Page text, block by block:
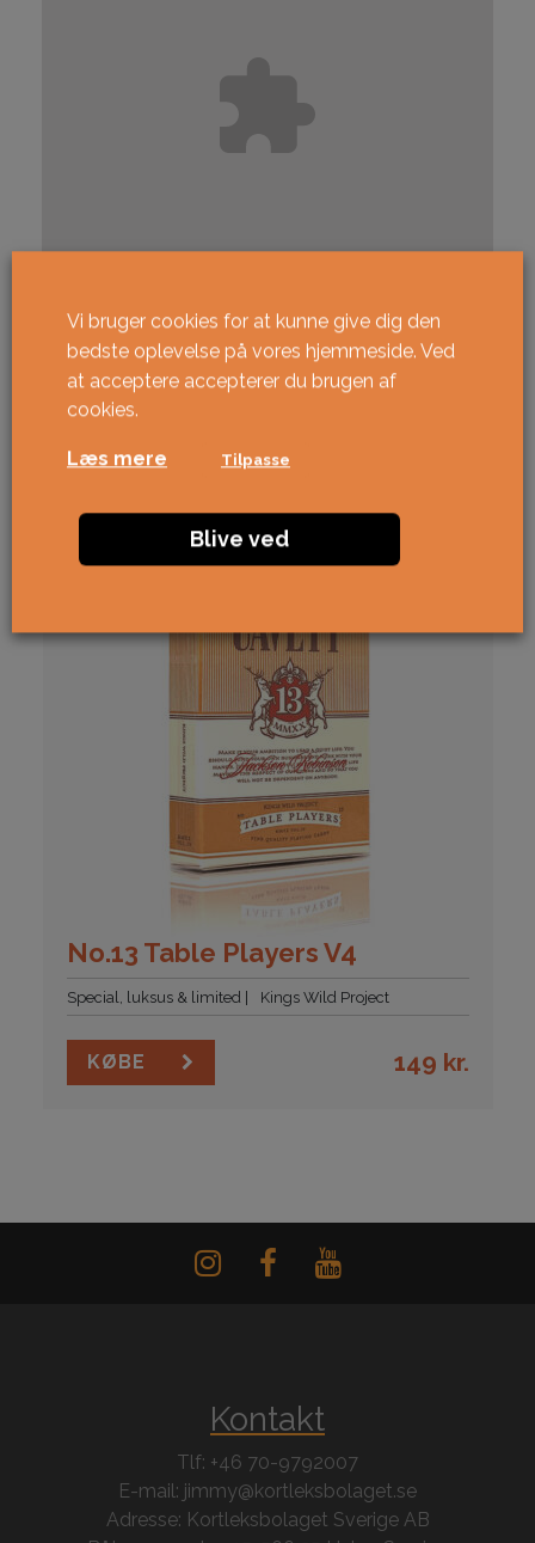
Accepter cookies for at se indholdet.
Relaterede varer
No.13 Table Players V4
Special, luksus & limited Kings Wild Project
KØBE 149 kr.
Kontakt
Tlf: +46 70-9792007
E-mail: jimmy@kortleksbolaget.se
Adresse: Kortleksbolaget Sverige AB
Vi bruger cookies for at kunne give dig den
bedste oplevelse på vores hjemmeside. Ved
at acceptere accepterer du brugen af ​​
cookies.
Læs mere Tilpasse
Blive ved